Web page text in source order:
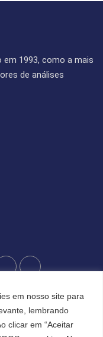
em nosso site para
lembrando
clicar em “Aceitar
em 1993, como a mais
de análises